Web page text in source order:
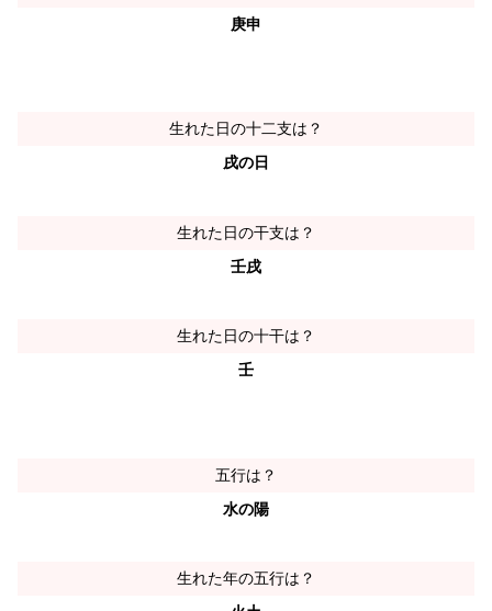
庚申
生れた日の十二支は？
戌の日
生れた日の干支は？
壬戌
生れた日の十干は？
壬
五行は？
水の陽
生れた年の五行は？